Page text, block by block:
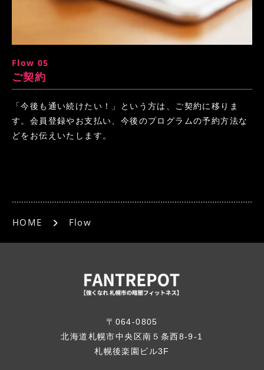
Flow 05
ご契約
「今後も通い続けたい！」という方は、ご契約に移りま
す。会員登録やお支払い、今後のプログラムの予約方法な
どをお伝えいたします。
HOME Flow
〒064-0805
北海道札幌市中央区南５条西8-9-1
札幌後楽園ビル3F